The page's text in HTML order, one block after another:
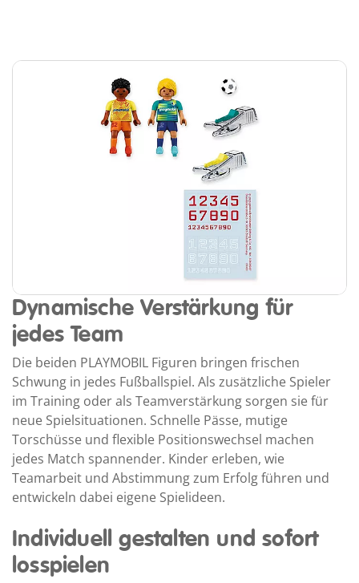
Dynamische Verstärkung für
jedes Team
Die beiden PLAYMOBIL Figuren bringen frischen
Schwung in jedes Fußballspiel. Als zusätzliche Spieler
im Training oder als Teamverstärkung sorgen sie für
neue Spielsituationen. Schnelle Pässe, mutige
Torschüsse und flexible Positionswechsel machen
jedes Match spannender. Kinder erleben, wie
Teamarbeit und Abstimmung zum Erfolg führen und
entwickeln dabei eigene Spielideen.
Individuell gestalten und sofort
losspielen